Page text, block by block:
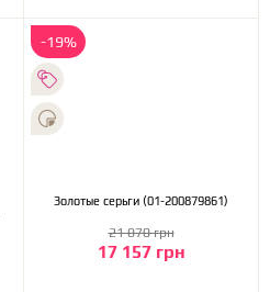
-19%
Золотые серьги (01-200879861)
17 157 грн
21 070 грн